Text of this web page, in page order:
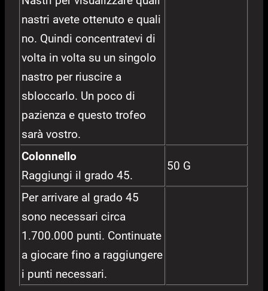
nastri avete ottenuto e quali
no. Quindi concentratevi di
volta in volta su un singolo
nastro per riuscire a
sbloccarlo. Un poco di
pazienza e questo trofeo
sarà vostro.
Colonnello
Raggiungi il grado 45.
50 G
Per arrivare al grado 45
sono necessari circa
1.700.000 punti. Continuate
a giocare fino a raggiungere
i punti necessari.